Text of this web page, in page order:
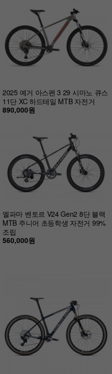
2025 예거 아스펜 3 29 시마노 큐스
11단 XC 하드테일 MTB 자전거
890,000원
엘파마 벤토르 V24 Gen2 8단 블랙
MTB 주니어 초등학생 자전거 99%
조립
560,000원